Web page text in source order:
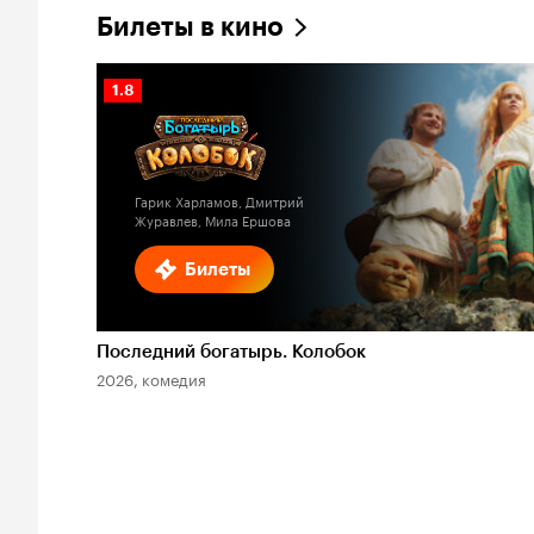
Билеты в кино
Билеты
Рейтинг
Кинопоиска
1.8
Гарик Харламов, Дмитрий
Журавлев, Мила Ершова
Последний богатырь. Колобок
2026, комедия